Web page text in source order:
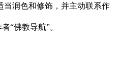
当润色和修饰，并主动联系作
“佛教导航”。